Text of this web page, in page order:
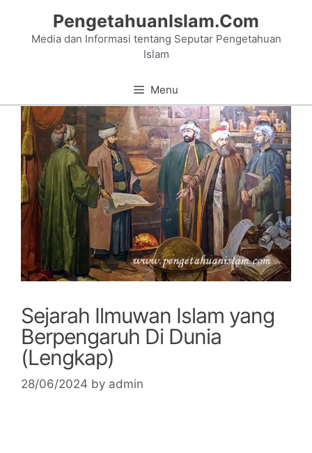
content
PengetahuanIslam.Com
Media dan Informasi tentang Seputar Pengetahuan
Islam
Menu
Sejarah Ilmuwan Islam yang
Berpengaruh Di Dunia
(Lengkap)
28/06/2024 by admin